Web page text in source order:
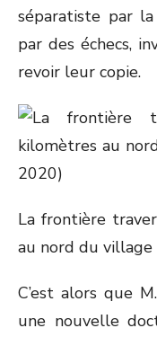
séparatiste par
par des échecs,
revoir leur copie.
La frontière
au nord du village
C’est alors que
une nouvelle